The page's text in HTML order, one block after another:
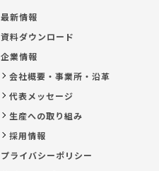
最新情報
資料ダウンロード
企業情報
会社概要・事業所・沿革
代表メッセージ
生産への取り組み
採用情報
プライバシーポリシー